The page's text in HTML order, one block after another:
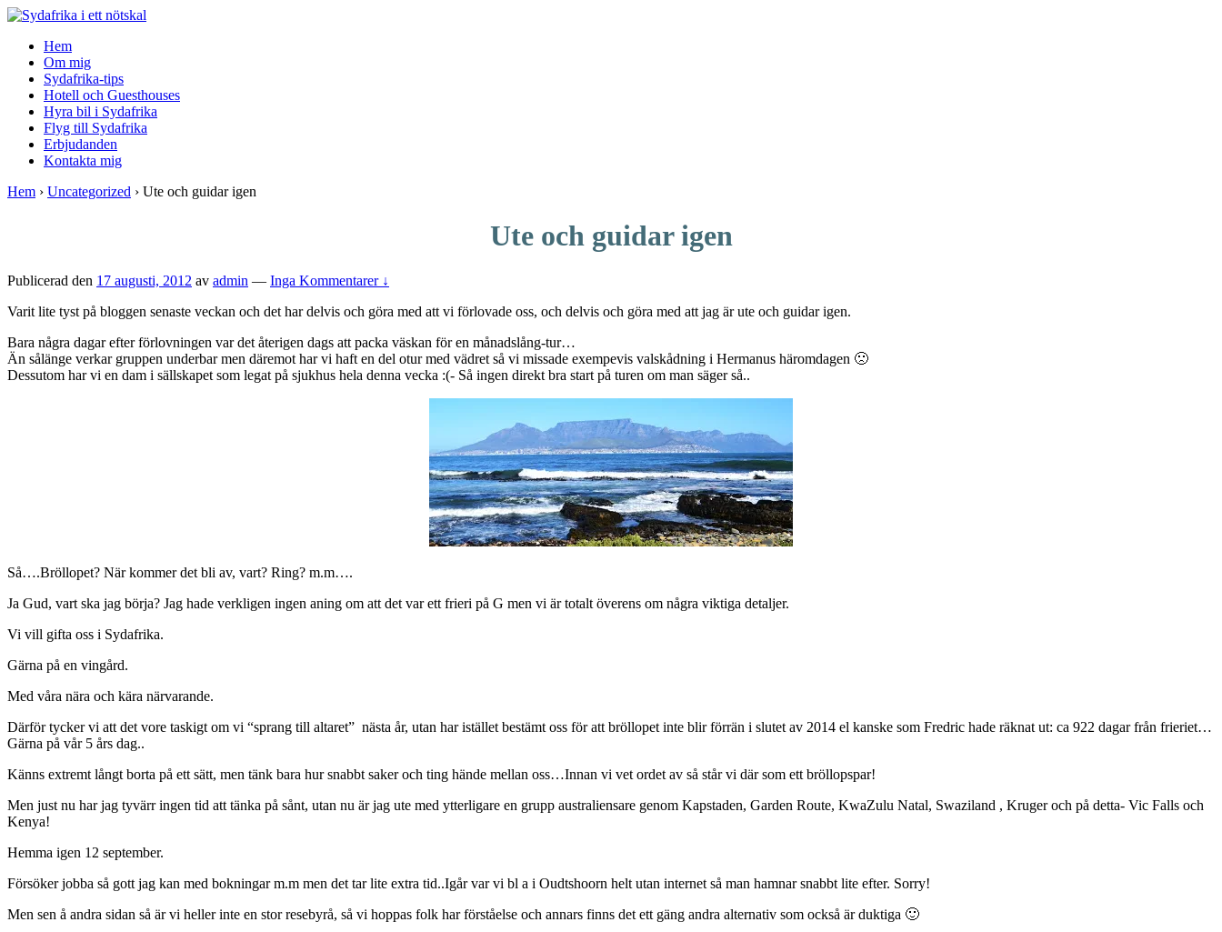
↓
Main
Content
Hem
Om mig
Sydafrika-tips
Hotell och Guesthouses
Hyra bil i Sydafrika
Flyg till Sydafrika
Erbjudanden
Kontakta mig
Hem › Uncategorized › Ute och guidar igen
Ute och guidar igen
Publicerad den 17 augusti, 2012 av admin — Inga Kommentarer ↓
Varit lite tyst på bloggen senaste veckan och det har delvis och göra med att vi förlovade oss, och delvis och göra med att jag är ute och guidar igen.
Bara några dagar efter förlovningen var det återigen dags att packa väskan för en månadslång-tur…
Än sålänge verkar gruppen underbar men däremot har vi haft en del otur med vädret så vi missade exempevis valskådning i Hermanus häromdagen 🙁
Dessutom har vi en dam i sällskapet som legat på sjukhus hela denna vecka :(- Så ingen direkt bra start på turen om man säger så..
Så….Bröllopet? När kommer det bli av, vart? Ring? m.m….
Ja Gud, vart ska jag börja? Jag hade verkligen ingen aning om att det var ett frieri på G men vi är totalt överens om några viktiga detaljer.
Vi vill gifta oss i Sydafrika.
Gärna på en vingård.
Med våra nära och kära närvarande.
Därför tycker vi att det vore taskigt om vi “sprang till altaret” nästa år, utan har istället bestämt oss för att bröllopet inte blir förrän i slutet av 2014 el kanske som Fredric hade räknat ut: ca 922 dagar från frieriet…
Gärna på vår 5 års dag..
Känns extremt långt borta på ett sätt, men tänk bara hur snabbt saker och ting hände mellan oss…Innan vi vet ordet av så står vi där som ett bröllopspar!
Men just nu har jag tyvärr ingen tid att tänka på sånt, utan nu är jag ute med ytterligare en grupp australiensare genom Kapstaden, Garden Route, KwaZulu Natal, Swaziland , Kruger och på detta- Vic Falls och
Kenya!
Hemma igen 12 september.
Försöker jobba så gott jag kan med bokningar m.m men det tar lite extra tid..Igår var vi bl a i Oudtshoorn helt utan internet så man hamnar snabbt lite efter. Sorry!
Men sen å andra sidan så är vi heller inte en stor resebyrå, så vi hoppas folk har förståelse och annars finns det ett gäng andra alternativ som också är duktiga 🙂